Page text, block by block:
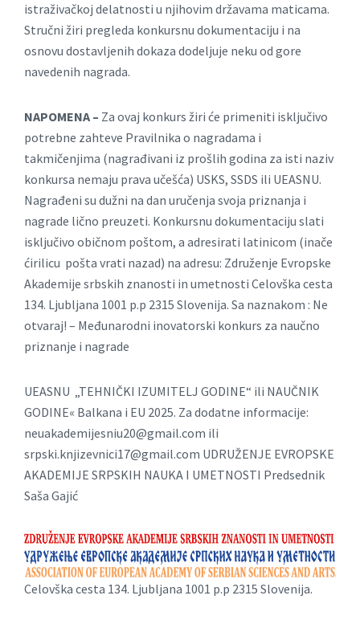
istraživačkoj delatnosti u njihovim državama maticama.
Stručni žiri pregleda konkursnu dokumentaciju i na
osnovu dostavljenih dokaza dodeljuje neku od gore
navedenih nagrada.
NAPOMENA – Za ovaj konkurs žiri će primeniti isključivo
potrebne zahteve Pravilnika o nagradama i
takmičenjima (nagrađivani iz prošlih godina za isti naziv
konkursa nemaju prava učešća) USKS, SSDS ili UEASNU.
Nagrađeni su dužni na dan uručenja svoja priznanja i
nagrade lično preuzeti. Konkursnu dokumentaciju slati
isključivo običnom poštom, a adresirati latinicom (inače
ćirilicu pošta vrati nazad) na adresu: Združenje Evropske
Akademije srbskih znanosti in umetnosti Celovška cesta
134. Ljubljana 1001 p.p 2315 Slovenija. Sa naznakom : Ne
otvaraj! – Međunarodni inovatorski konkurs za naučno
priznanje i nagrade
UEASNU „TEHNIČKI IZUMITELJ GODINE“ ili NAUČNIK
GODINE« Balkana i EU 2025. Za dodatne informacije:
neuakademijesniu20@gmail.com ili
srpski.knjizevnici17@gmail.com UDRUŽENJE EVROPSKE
AKADEMIJE SRPSKIH NAUKA I UMETNOSTI Predsednik
Saša Gajić
Celovška cesta 134. Ljubljana 1001 p.p 2315 Slovenija.